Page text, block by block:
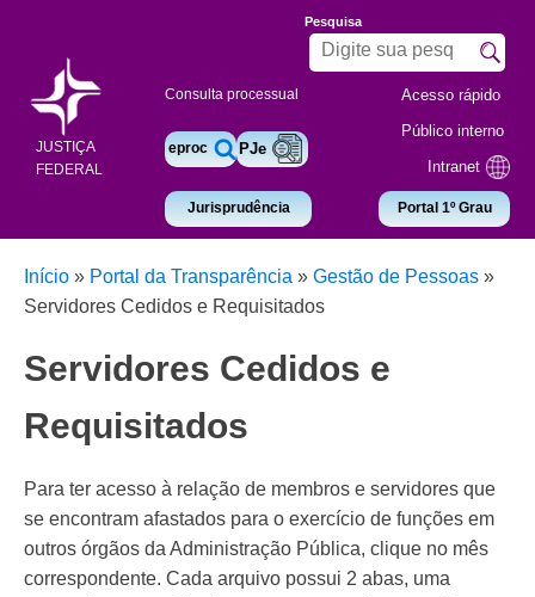
JUSTIÇA
FEDERAL
Consulta processual
eproc PJe
Jurisprudência
Pesquisa
Acesso rápido
Público interno
Intranet
Portal 1º Grau
Início » Portal da Transparência » Gestão de Pessoas »
Servidores Cedidos e Requisitados
Servidores Cedidos e
Requisitados
Para ter acesso à relação de membros e servidores que
se encontram afastados para o exercício de funções em
outros órgãos da Administração Pública, clique no mês
correspondente. Cada arquivo possui 2 abas, uma